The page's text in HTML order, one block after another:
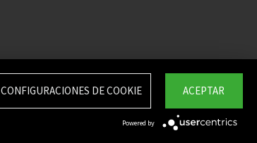
ACEPTAR
CONFIGURACIONES DE COOKIE
Powered by